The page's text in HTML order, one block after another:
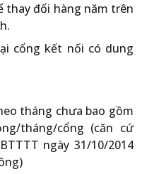
thay đổi hàng năm trên
cổng kết nối có dung
tháng chưa bao gồm
tháng/cổng (căn cứ
ngày 31/10/2014